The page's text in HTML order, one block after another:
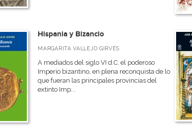
Hispania y Bizancio
MARGARITA VALLEJO GIRVÉS
A mediados del siglo VI d.C. el poderoso
Imperio bizantino, en plena reconquista de lo
que fueran las principales provincias del
extinto Imp...